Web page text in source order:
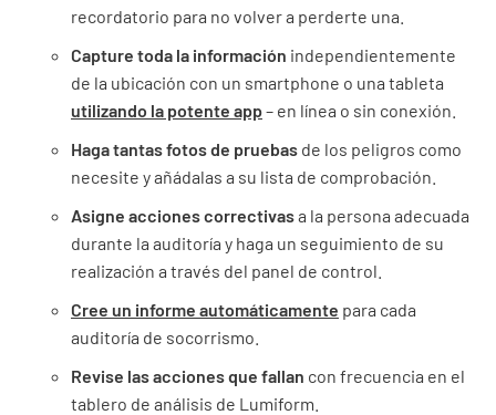
recordatorio para no volver a perderte una.
Capture toda la información independientemente
de la ubicación con un smartphone o una tableta
utilizando la potente app– en línea o sin conexión.
Haga tantas fotos de pruebas de los peligros como
necesite y añádalas a su lista de comprobación.
Asigne acciones correctivasa la persona adecuada
durante la auditoría y haga un seguimiento de su
realización a través del panel de control.
Cree un informe automáticamente para cada
auditoría de socorrismo.
Revise las acciones que fallan con frecuencia en el
tablero de análisis de Lumiform.